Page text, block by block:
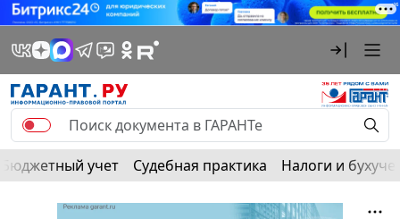
Бюджетный учет Судебная практика Налоги и